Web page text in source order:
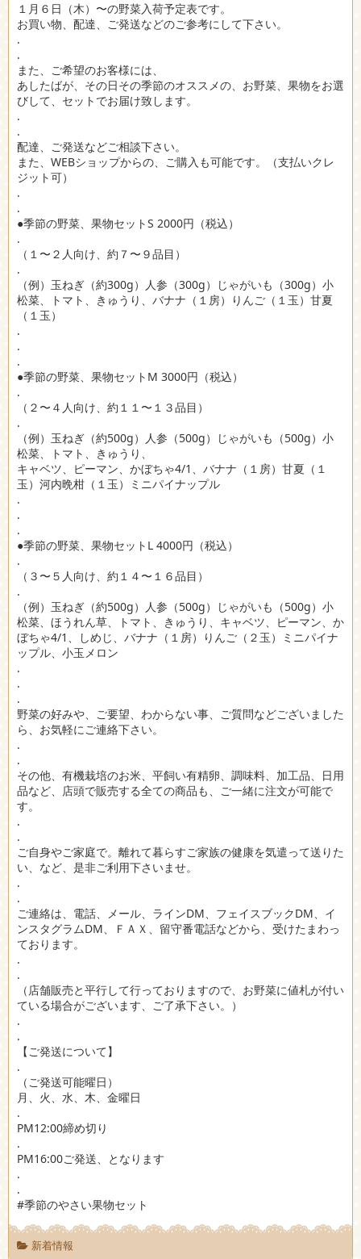
１月６日（木）〜の野菜入荷予定表です。
お買い物、配達、ご発送などのご参考にして下さい。
.
.
また、ご希望のお客様には、
あしたばが、その日その季節のオススメの、お野菜、果物をお選
びして、セットでお届け致します。
.
.
配達、ご発送などご相談下さい。
また、WEBショップからの、ご購入も可能です。（支払いクレ
ジット可）
.
.
●季節の野菜、果物セットS 2000円（税込）
.
（１〜２人向け、約７〜９品目）
.
（例）玉ねぎ（約300g）人参（300g）じゃがいも（300g）小
松菜、トマト、きゅうり、バナナ（１房）りんご（１玉）甘夏
（１玉）
.
.
.
●季節の野菜、果物セットM 3000円（税込）
.
（２〜４人向け、約１１〜１３品目）
.
（例）玉ねぎ（約500g）人参（500g）じゃがいも（500g）小
松菜、トマト、きゅうり、
キャベツ、ピーマン、かぼちゃ4/1、バナナ（１房）甘夏（１
玉）河内晩柑（１玉）ミニパイナップル
.
.
.
●季節の野菜、果物セットL 4000円（税込）
.
（３〜５人向け、約１４〜１６品目）
.
（例）玉ねぎ（約500g）人参（500g）じゃがいも（500g）小
松菜、ほうれん草、トマト、きゅうり、キャベツ、ピーマン、か
ぼちゃ4/1、しめじ、バナナ（１房）りんご（２玉）ミニパイナ
ップル、小玉メロン
.
.
.
野菜の好みや、ご要望、わからない事、ご質問などございました
ら、お気軽にご連絡下さい。
.
.
その他、有機栽培のお米、平飼い有精卵、調味料、加工品、日用
品など、店頭で販売する全ての商品も、ご一緒に注文が可能で
す。
.
.
ご自身やご家庭で。離れて暮らすご家族の健康を気遣って送りた
い、など、是非ご利用下さいませ。
.
.
ご連絡は、電話、メール、ラインDM、フェイスブックDM、イ
ンスタグラムDM、ＦＡＸ、留守番電話などから、受けたまわっ
ております。
.
.
（店舗販売と平行して行っておりますので、お野菜に値札が付い
ている場合がございます、ご了承下さい。）
.
.
【ご発送について】
.
（ご発送可能曜日）
月、火、水、木、金曜日
.
PM12:00締め切り
.
PM16:00ご発送、となります
.
.
#季節のやさい果物セット
新着情報